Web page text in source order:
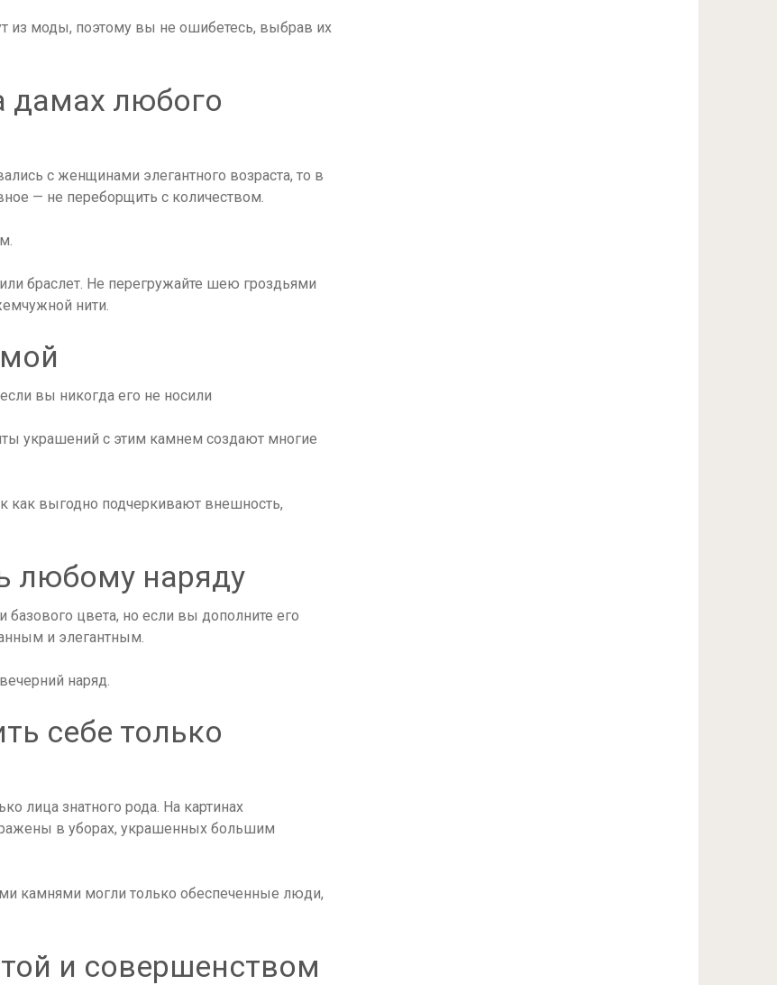
из моды, поэтому вы не ошибетесь, выбрав их
дамах любого
с женщинами элегантного возраста, то в
— не переборщить с количеством.
браслет. Не перегружайте шею гроздьями
нити.
украшений с этим камнем создают многие
как выгодно подчеркивают внешность,
любому наряду
цвета, но если вы дополните его
и элегантным.
наряд.
себе только
лица знатного рода. На картинах
в уборах, украшенных большим
камнями могли только обеспеченные люди,
и совершенством